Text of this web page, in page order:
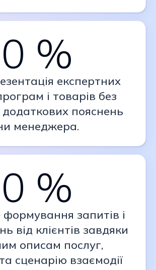
%
експертних
і товарів без
пояснень
менеджера.
%
запитів і
від клієнтів завдяки
описам послуг,
сценарію взаємодії